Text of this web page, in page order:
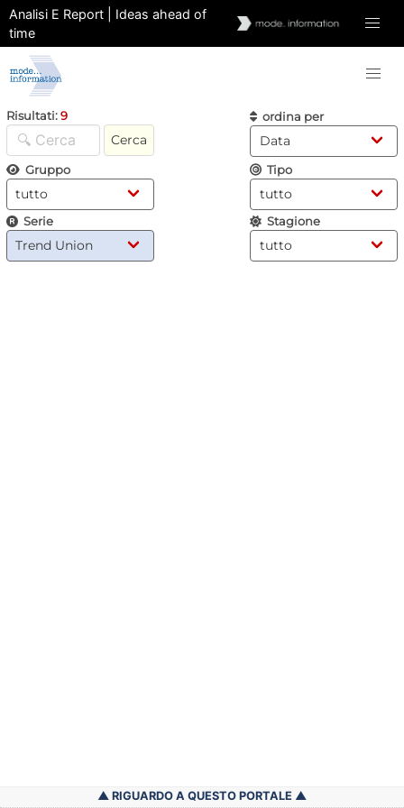
Analisi E Report | Ideas ahead of
time
Risultati:9
Cerca
ordina per
Gruppo Tipo
Serie Stagione
RIGUARDO A QUESTO PORTALE